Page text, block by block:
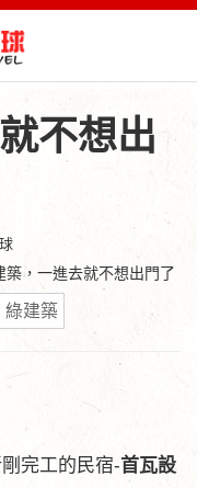
不想出
築，一進去就不想出門了
綠建築
完工的民宿-首瓦設